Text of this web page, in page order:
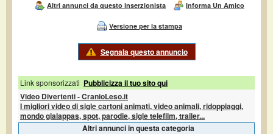
Altri annunci da questo inserzionista Informa Un Amico
Versione per la stampa
Segnala questo annuncio
Link sponsorizzati Pubblicizza il tuo sito qui
Video Divertenti - CranioLeso.it
I migliori video di sigle cartoni animati, video animali, ridoppiaggi,
mondo gialappas, spot, parodie, sigle telefilm, trailer...
Altri annunci in questa categoria